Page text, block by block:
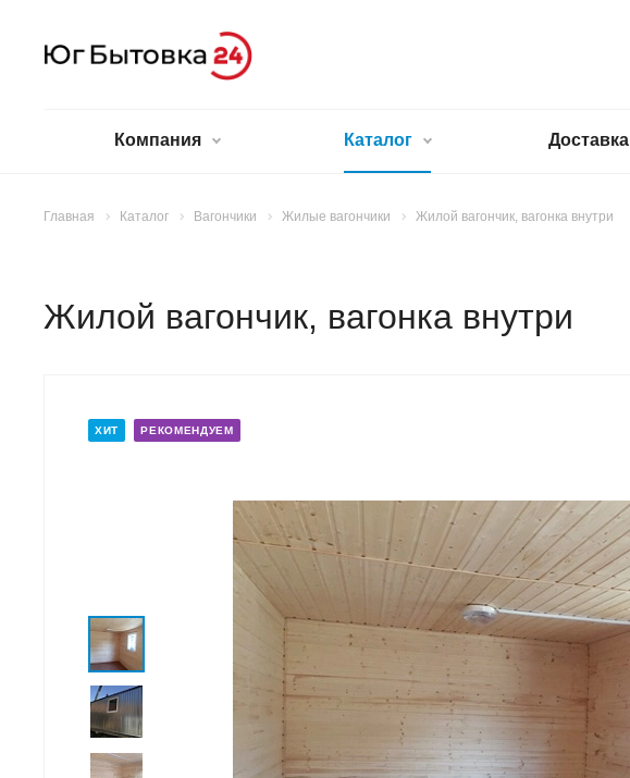
Компания Каталог Доставка
Главная Каталог Вагончики Жилые вагончики Жилой вагончик, вагонка внутри
Жилой вагончик, вагонка внутри
ХИТ РЕКОМЕНДУЕМ